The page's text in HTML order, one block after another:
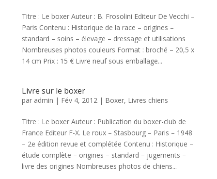
Titre : Le boxer Auteur : B. Frosolini Editeur De Vecchi –
Paris Contenu : Historique de la race – origines –
standard – soins – élevage – dressage et utilisations
Nombreuses photos couleurs Format : broché – 20,5 x
14 cm Prix : 15 € Livre neuf sous emballage...
Livre sur le boxer
par admin | Fév 4, 2012| Boxer, Livres chiens
Titre : Le boxer Auteur : Publication du boxer-club de
France Editeur F-X. Le roux – Stasbourg – Paris – 1948
– 2e édition revue et complétée Contenu : Historique –
étude complète – origines – standard – jugements –
livre des origines Nombreuses photos de chiens...